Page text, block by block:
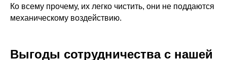
Ко всему прочему, их легко чистить, они не поддаются
механическому воздействию.
Выгоды сотрудничества с нашей